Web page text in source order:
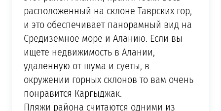
расположенный на склоне Таврских гор,
и это обеспечивает панорамный вид на
Средиземное море и Аланию. Если вы
ищете недвижимость в Алании,
удаленную от шума и суеты, в
окружении горных склонов то вам очень
понравится Каргыджак.
Пляжи района считаются одними из